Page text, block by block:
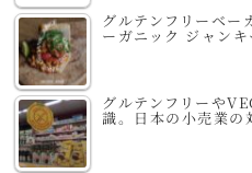
グルテンフリーベ
ーガニック ジャン
グルテンフリーや
識。日本の小売業の